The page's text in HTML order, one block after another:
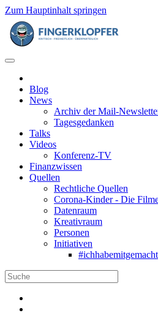
Zum Hauptinhalt springen
Blog
News
Archiv der Mail-
Tagesgedanken
Talks
Videos
Konferenz-TV
Finanzwissen
Quellen
Rechtliche Quellen
Corona-Kinder - Die
Datenraum
Kreativraum
Personen
Initiativen